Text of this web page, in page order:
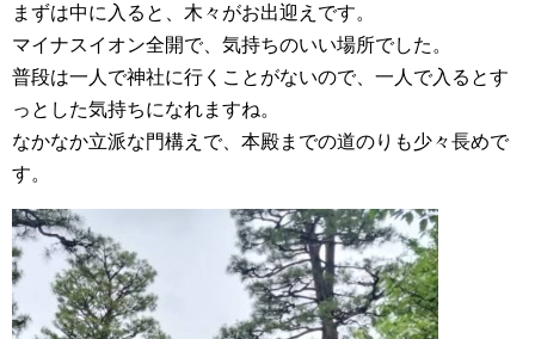
まずは中に入ると、木々がお出迎えです。
マイナスイオン全開で、気持ちのいい場所でした。
普段は一人で神社に行くことがないので、一人で入るとす
っとした気持ちになれますね。
なかなか立派な門構えで、本殿までの道のりも少々長めで
す。